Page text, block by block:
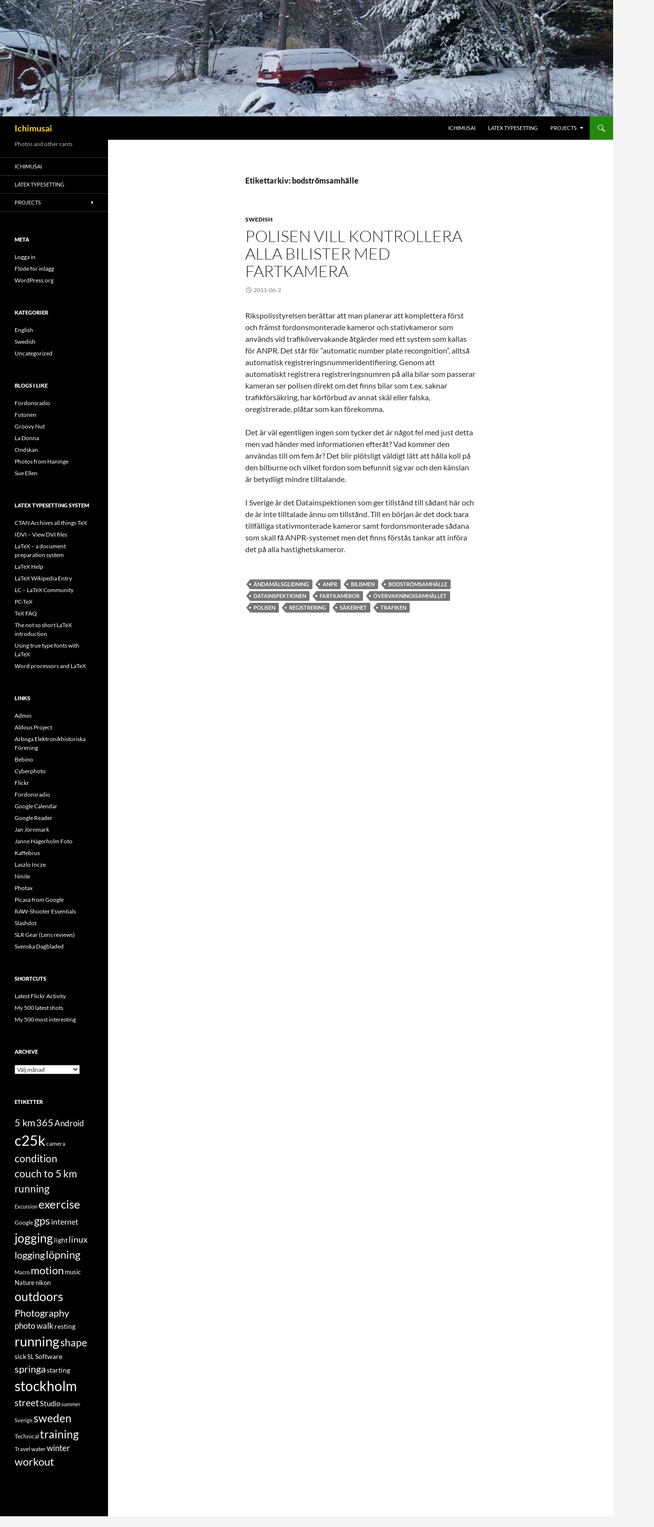
Ichimusai
ICHIMUSAI
LATEX TYPESETTING PROJECTS
Etikettarkiv: bodströmsamhälle
SWEDISH
POLISEN VILL KONTROLLERA
ALLA BILISTER MED
FARTKAMERA
2011-06-2
Rikspolisstyrelsen berättar att man planerar att komplettera först
och främst fordonsmonterade kameror och stativkameror som
används vid trafikövervakande åtgärder med ett system som kallas
för ANPR. Det står för ”automatic number plate recongnition”, alltså
automatisk registreringsnummeridentifiering. Genom att
automatiskt registrera registreringsnumren på alla bilar som passerar
kameran ser polisen direkt om det finns bilar som t.ex. saknar
trafikförsäkring, har körförbud av annat skäl eller falska,
oregistrerade, plåtar som kan förekomma.
Det är väl egentligen ingen som tycker det är något fel med just detta
men vad händer med informationen efteråt? Vad kommer den
användas till om fem år? Det blir plötsligt väldigt lätt att hålla koll på
den bilburne och vilket fordon som befunnit sig var och den känslan
är betydligt mindre tilltalande.
I Sverige är det Datainspektionen som ger tillstånd till sådant här och
de är inte tilltalade ännu om tillstånd. Till en början är det dock bara
tillfälliga stativmonterade kameror samt fordonsmonterade sådana
som skall få ANPR-systemet men det finns förstås tankar att införa
det på alla hastighetskameror.
ÄNDAMÅLSGLIDNING ANPR BILISMEN
BODSTRÖMSAMHÄLLE
DATAINSPEKTIONEN
FARTKAMEROR
ÖVERVAKNINGSSAMHÄLLET
POLISEN
REGISTRERING SÄKERHET TRAFIKEN
Photos and other rants
ICHIMUSAI
LATEX TYPESETTING
PROJECTS
META
Logga in
Flöde för inlägg
WordPress.org
KATEGORIER
English
Swedish
Uncategorized
BLOGS I LIKE
Fordonsradio
Fotonen
Groovy Nut
La Donna
Ondskan
Photos from Haninge
Sue Ellen
LATEX TYPESETTING SYSTEM
CTAN Archives all things TeX
IDVI – View DVI files
LaTeX – a document
preparation system
LaTeX Help
LaTeX Wikipedia Entry
LC – LaTeX Community
PC-TeX
TeX FAQ
The not so short LaTeX
introduction
Using true type fonts with
LaTeX
Word processors and LaTeX
LINKS
Admin
Aldous Project
Arboga Elektronikhistoriska
Förening
Bebino
Cyberphoto
Flickr
Fordonsradio
Google Calendar
Google Reader
Jan Jörnmark
Janne Hägerholm Foto
Kaffebrus
Laszlo Incze
Ninite
Photax
Picasa from Google
RAW-Shooter Essentials
Slashdot
SLR Gear (Lens reviews)
Svenska Dagbladed
SHORTCUTS
Latest Flickr Activity
My 500 latest shots
My 500 most interesting
ARCHIVE
Archive
ETIKETTER
5 km365Android
c25k camera
condition
couch to 5 km
running
Excursion exercise
Google gps internet
jogginglightlinux
logginglöpning
Macro motion music
Naturenikon
outdoors
Photography
photo walkresting
runningshape
sickSLSoftware
springastarting
stockholm
streetStudiosummer
Sverigesweden
Technical training
Travel waterwinter
workout